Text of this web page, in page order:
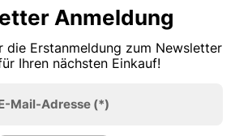
Anmeldung
die Erstanmeldung zum Newsletter
Ihren nächsten Einkauf!
Mail-Adresse (*)